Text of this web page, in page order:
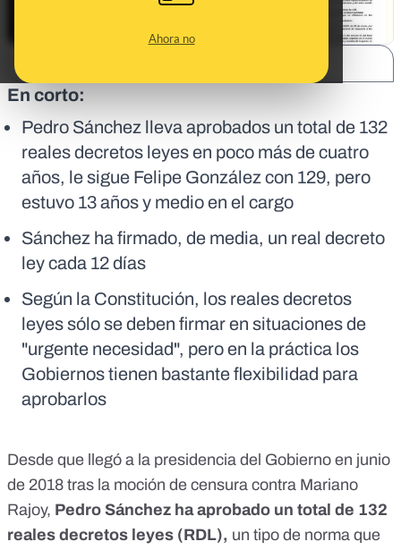
Ahora no
En corto:
Pedro Sánchez lleva aprobados un total de 132
reales decretos leyes en poco más de cuatro
años, le sigue Felipe González con 129, pero
estuvo 13 años y medio en el cargo
Sánchez ha firmado, de media, un real decreto
ley cada 12 días
Según la Constitución, los reales decretos
leyes sólo se deben firmar en situaciones de
"urgente necesidad", pero en la práctica los
Gobiernos tienen bastante flexibilidad para
aprobarlos
Desde que llegó a la presidencia del Gobierno en junio
de 2018 tras la moción de censura contra Mariano
Rajoy, Pedro Sánchez ha aprobado un total de 132
reales decretos leyes (RDL), un tipo de norma que